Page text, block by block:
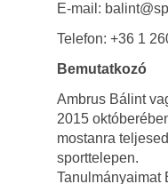
E-mail:
Telefon: +36 1
Bemutatkozó
Ambrus Bálint
2015
mostanra
sporttelepen.
Tanulmányaimat